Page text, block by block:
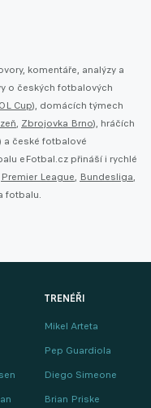
komentáře, analýzy a
o českých fotbalových
Cup), domácích týmech
, Zbrojovka Brno), hráčích
a české fotbalové
eFotbal.cz přináší i rychlé
Premier League, Bundesliga,
fotbalu.
TRENÉŘI
Mikel Arteta
Pep Guardiola
Diego Simeone
Brian Priske